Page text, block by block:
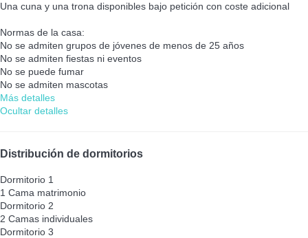
Una cuna y una trona disponibles bajo petición con coste adicional
Normas de la casa:
No se admiten grupos de jóvenes de menos de 25 años
No se admiten fiestas ni eventos
No se puede fumar
No se admiten mascotas
Más detalles
Ocultar detalles
Distribución de dormitorios
Dormitorio 1
1 Cama matrimonio
Dormitorio 2
2 Camas individuales
Dormitorio 3